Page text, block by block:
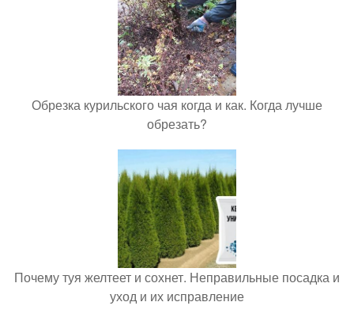
Обрезка курильского чая когда и как. Когда лучше
обрезать?
Почему туя желтеет и сохнет. Неправильные посадка и
уход и их исправление